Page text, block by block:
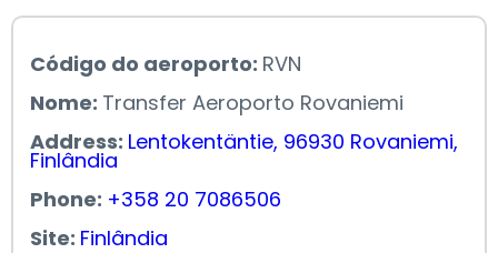
Código do aeroporto: RVN
Nome: Transfer Aeroporto Rovaniemi
Address: Lentokentäntie, 96930 Rovaniemi,
Finlândia
Phone: +358 20 7086506
Site: Finlândia